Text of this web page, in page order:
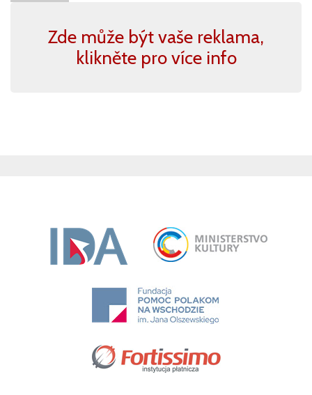
Zde může být vaše reklama,
klikněte pro více info